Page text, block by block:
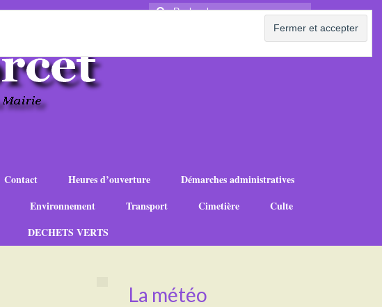
Rechercher
Contact Heures d’ouverture
Démarches administratives
Environnement Transport Cimetière
Culte
DECHETS VERTS
La météo